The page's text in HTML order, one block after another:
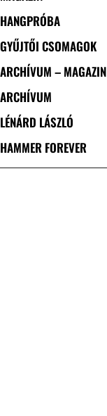
HANGPRÓBA
GYŰJTŐI CSOMAGOK
ARCHÍVUM – MAGAZIN
ARCHÍVUM
LÉNÁRD LÁSZLÓ
HAMMER FOREVER